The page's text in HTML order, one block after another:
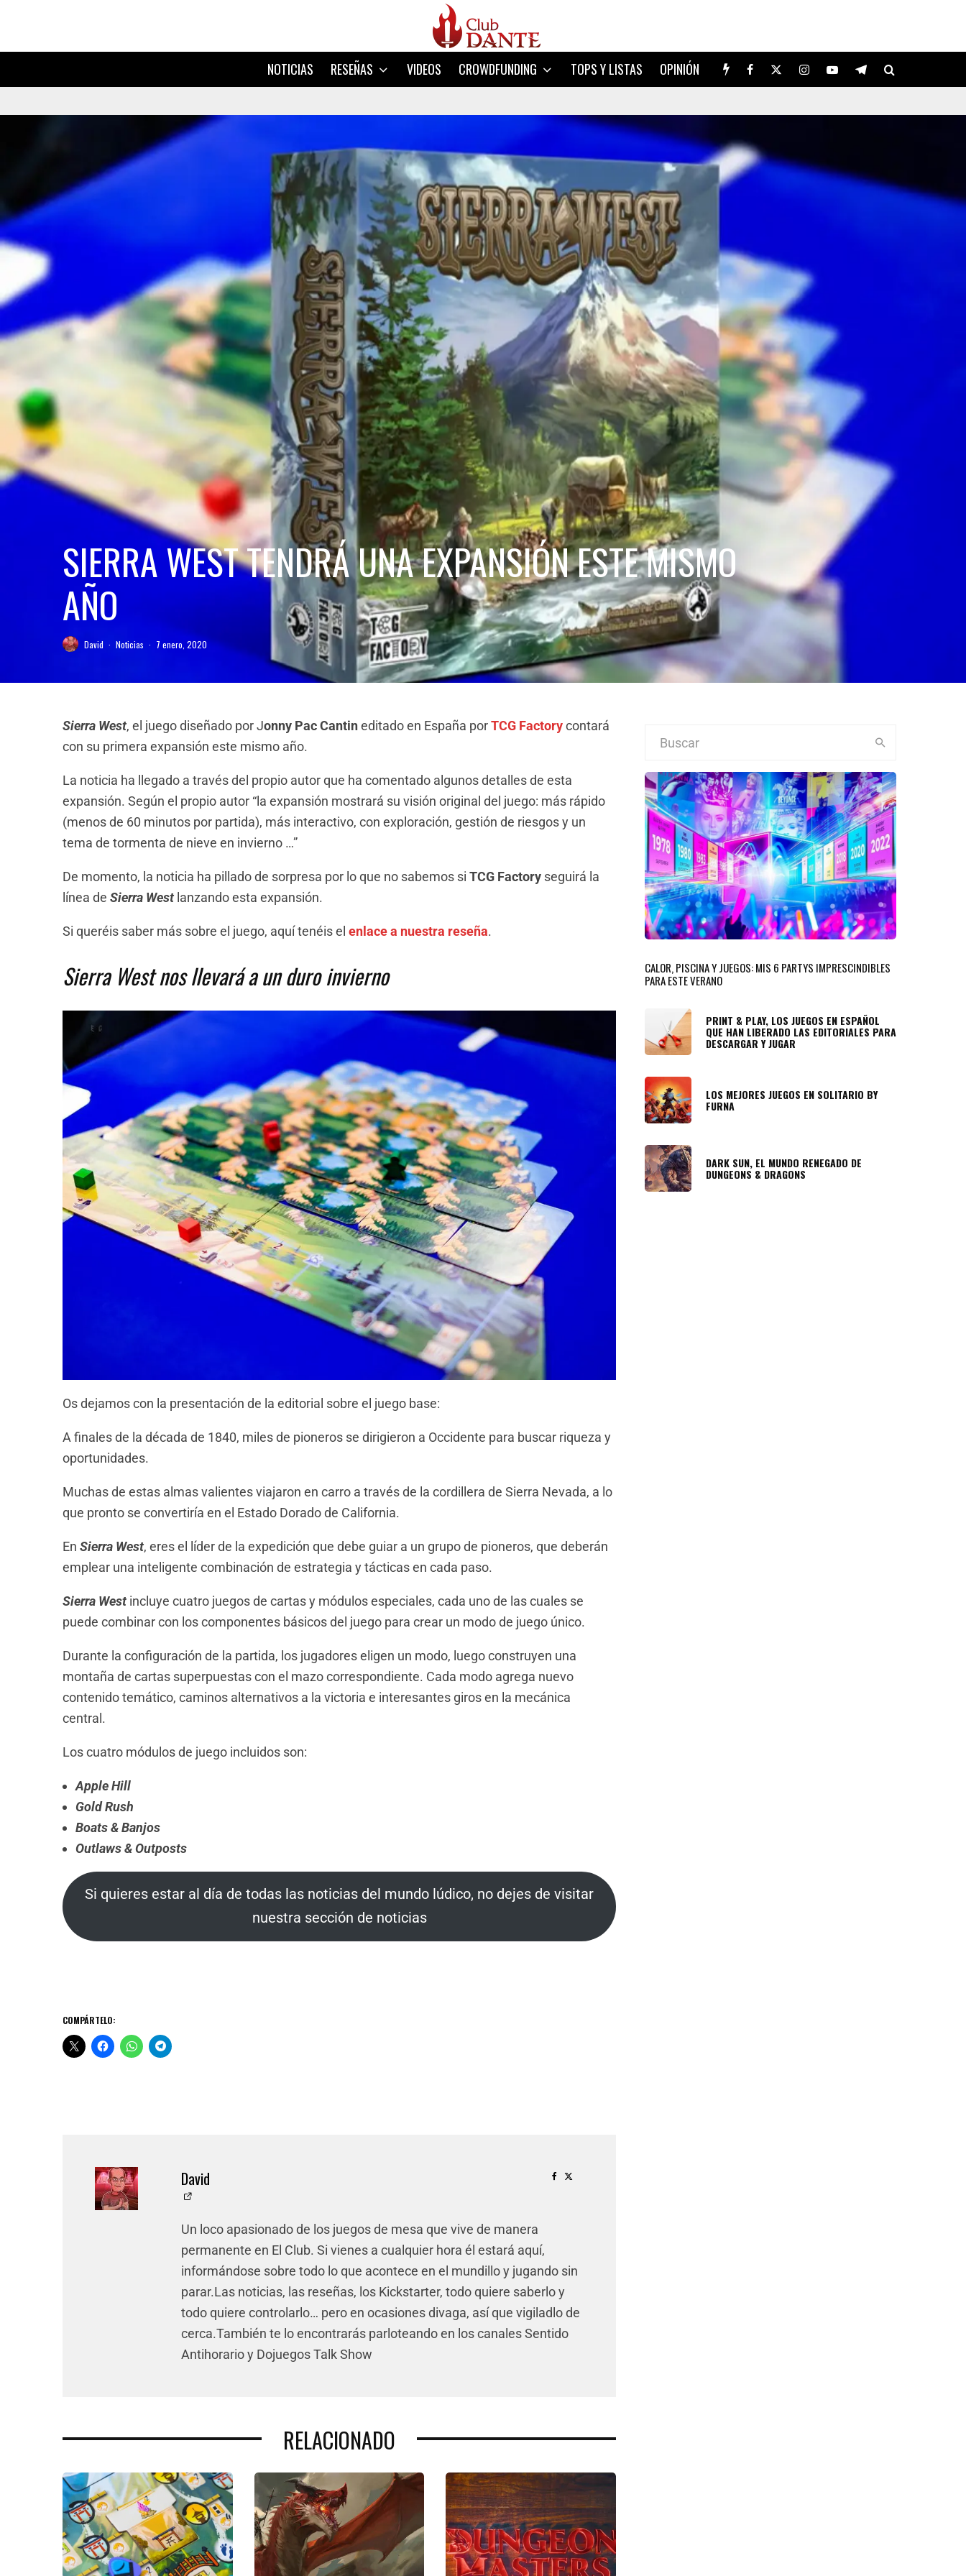
NOTICIAS RESEÑAS VIDEOS CROWDFUNDING TOPS Y LISTAS OPINIÓN
SIERRA WEST TENDRÁ UNA EXPANSIÓN ESTE MISMO
AÑO
David · Noticias · 7 enero, 2020
Sierra West, el juego diseñado por Jonny Pac Cantineditado en España porTCG Factorycontará
con su primera expansión este mismo año.
La noticia ha llegado a través del propio autor que ha comentado algunos detalles de esta
expansión. Según el propio autor “la expansión mostrará su visión original del juego: más rápido
(menos de 60 minutos por partida), más interactivo, con exploración, gestión de riesgos y un
tema de tormenta de nieve en invierno …”
De momento, la noticia ha pillado de sorpresa por lo que no sabemos si TCG Factory seguirá la
línea de Sierra Westlanzando esta expansión.
Si queréis saber más sobre el juego, aquí tenéis el enlace a nuestra reseña.
Sierra West nos llevará a un duro invierno
Os dejamos con la presentación de la editorial sobre el juego base:
A finales de la década de 1840, miles de pioneros se dirigieron a Occidente para buscar riqueza y
oportunidades.
Muchas de estas almas valientes viajaron en carro a través de la cordillera de Sierra Nevada, a lo
que pronto se convertiría en el Estado Dorado de California.
En Sierra West, eres el líder de la expedición que debe guiar a un grupo de pioneros, que deberán
emplear una inteligente combinación de estrategia y tácticas en cada paso.
Sierra Westincluye cuatro juegos de cartas y módulos especiales, cada uno de las cuales se
puede combinar con los componentes básicos del juego para crear un modo de juego único.
Durante la configuración de la partida, los jugadores eligen un modo, luego construyen una
montaña de cartas superpuestas con el mazo correspondiente. Cada modo agrega nuevo
contenido temático, caminos alternativos a la victoria e interesantes giros en la mecánica
central.
Los cuatro módulos de juego incluidos son:
Apple Hill
Gold Rush
Boats & Banjos
Outlaws & Outposts
Si quieres estar al día de todas las noticias del mundo lúdico, no dejes de visitar
nuestra sección de noticias
COMPÁRTELO:
David
Un loco apasionado de los juegos de mesa que vive de manera
permanente en El Club. Si vienes a cualquier hora él estará aquí,
informándose sobre todo lo que acontece en el mundillo y jugando sin
parar.Las noticias, las reseñas, los Kickstarter, todo quiere saberlo y
todo quiere controlarlo… pero en ocasiones divaga, así que vigiladlo de
cerca.También te lo encontrarás parloteando en los canales Sentido
Antihorario y Dojuegos Talk Show
RELACIONADO
CALOR, PISCINA Y JUEGOS: MIS 6 PARTYS IMPRESCINDIBLES
PARA ESTE VERANO
PRINT & PLAY, LOS JUEGOS EN ESPAÑOL
QUE HAN LIBERADO LAS EDITORIALES PARA
DESCARGAR Y JUGAR
LOS MEJORES JUEGOS EN SOLITARIO BY
FURNA
DARK SUN, EL MUNDO RENEGADO DE
DUNGEONS & DRAGONS